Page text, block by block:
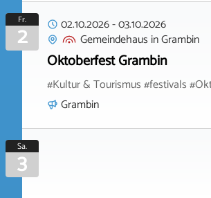
Fr.
2 02.10.2026-03.10.2026
Gemeindehaus inGrambin
Oktoberfest Grambin
#Kultur & Tourismus #festivals
Grambin
Sa.
3